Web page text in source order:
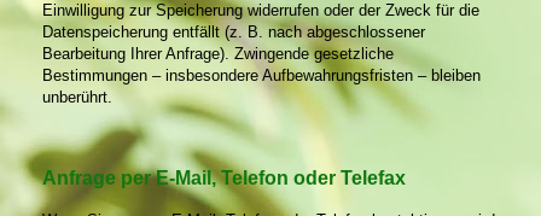
Einwilligung zur Speicherung widerrufen oder der Zweck für die
Datenspeicherung entfällt (z. B. nach abgeschlossener
Bearbeitung Ihrer Anfrage). Zwingende gesetzliche
Bestimmungen – insbesondere Aufbewahrungsfristen – bleiben
unberührt.
Anfrage per E-Mail, Telefon oder Telefax